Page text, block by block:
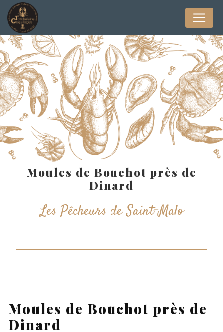
Moules de Bouchot près de
Dinard
Les Pêcheurs de Saint-Malo
Moules de Bouchot près de
Dinard
Panneau de gestion des cookies